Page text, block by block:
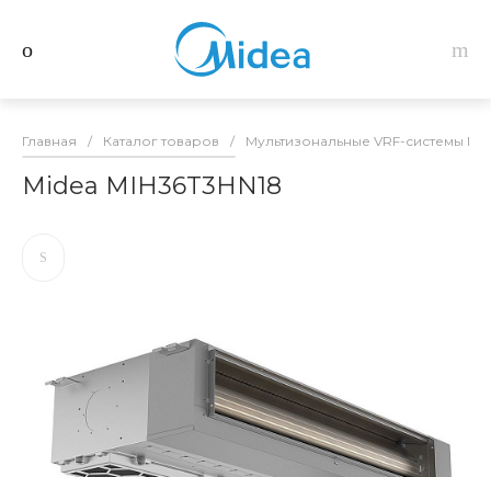
Главная / Каталог товаров / Мультизональные VRF-системы
Midea MIH36T3HN18